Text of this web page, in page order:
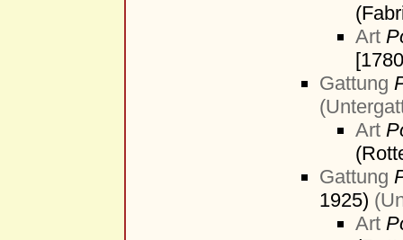
Art
Gattung
Art
Gattung
1925)
Art